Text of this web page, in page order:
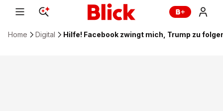
Home Digital Hilfe! Facebook zwingt mich, Trump zu